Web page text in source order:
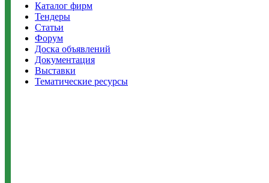
Каталог фирм
Тендеры
Статьи
Форум
Доска объявлений
Документация
Выставки
Тематические ресурсы